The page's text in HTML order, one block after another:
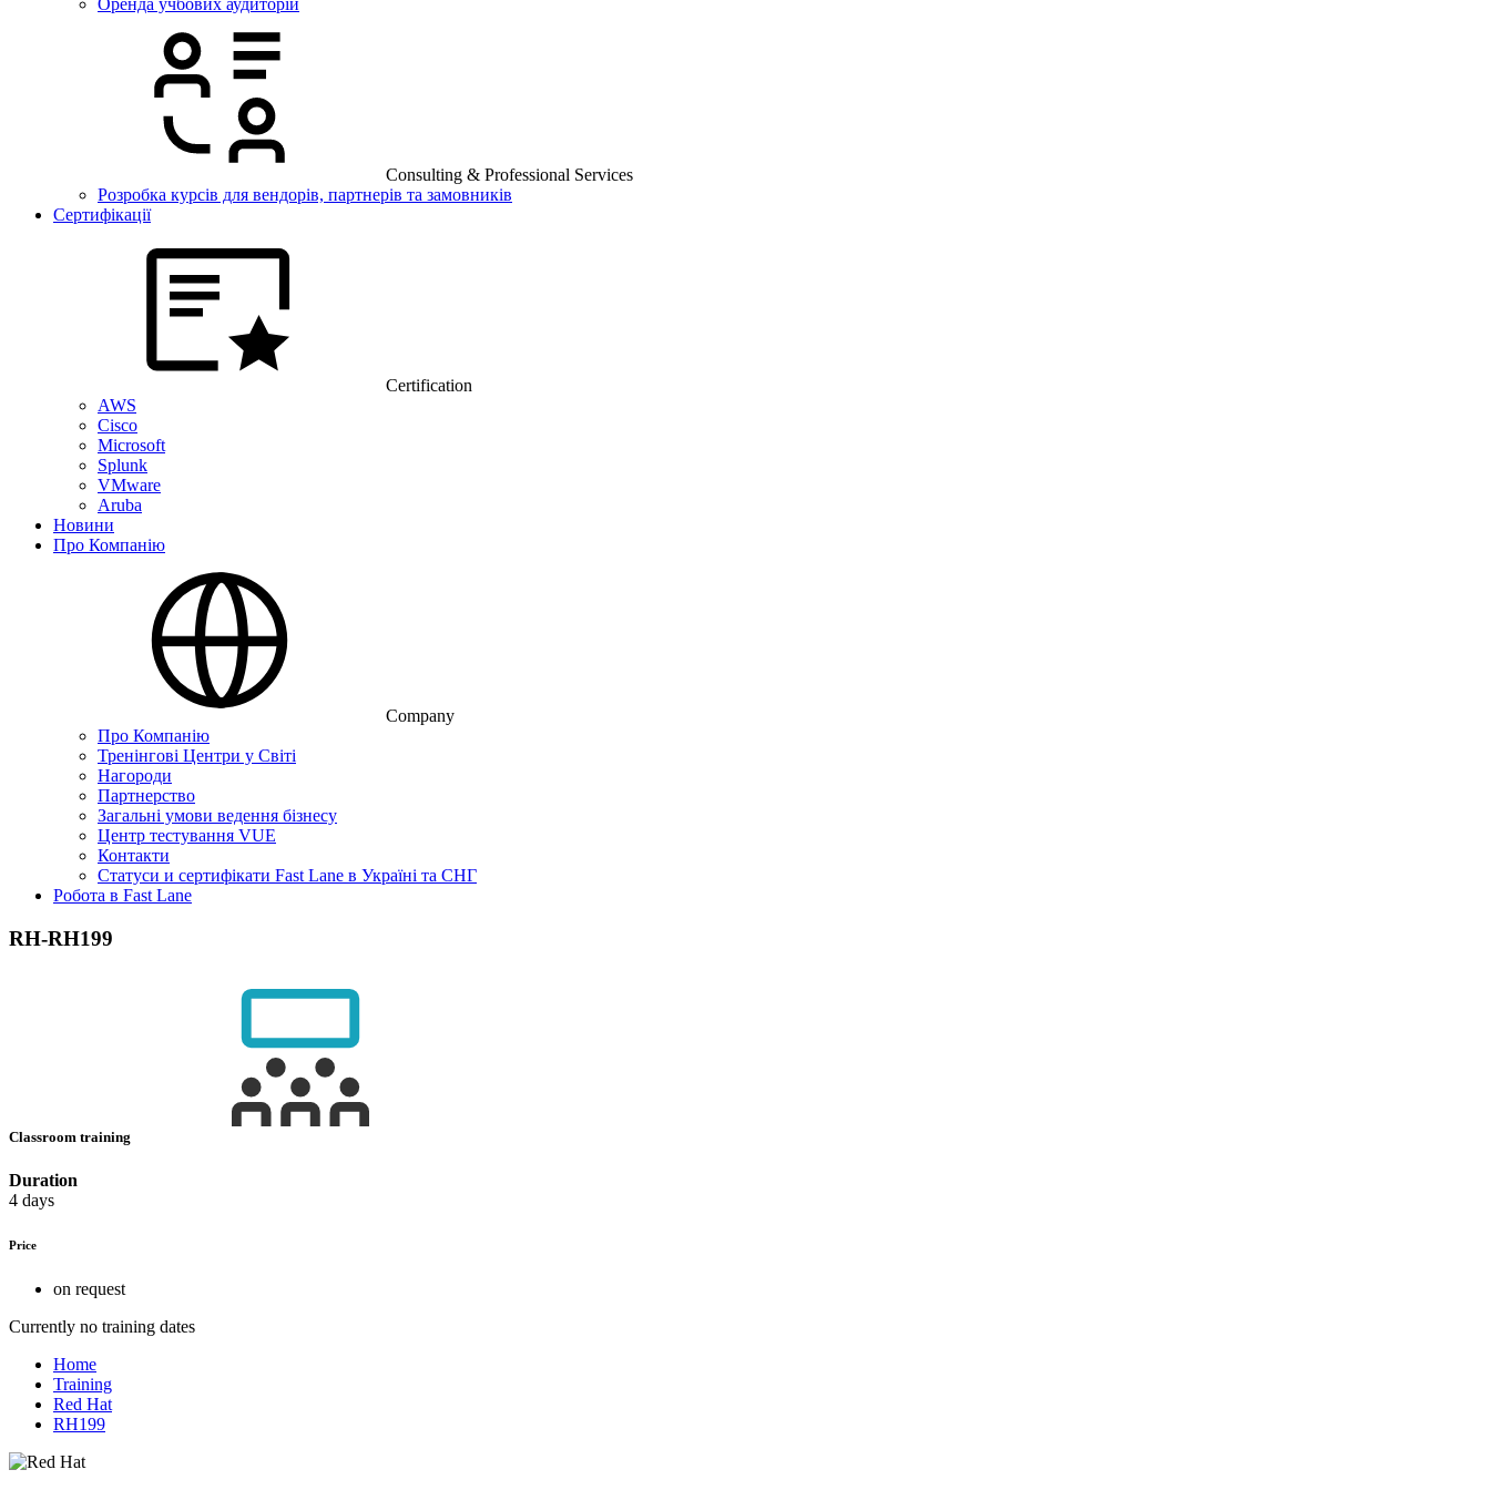
Оренда учбових аудиторій
Consulting & Professional Services
Розробка курсів для вендорів, партнерів та замовників
Сертифікації
Certification
AWS
Cisco
Microsoft
Splunk
VMware
Aruba
Новини
Про Компанію
Company
Про Компанію
Тренінгові Центри у Світі
Нагороди
Партнерство
Загальні умови ведення бізнесу
Центр тестування VUE
Контакти
Статуси и сертифікати Fast Lane в Україні та СНГ
Робота в Fast Lane
RH-RH199
Classroom training
Duration
4 days
Price
on request
Currently no training dates
Home
Training
Red Hat
RH199